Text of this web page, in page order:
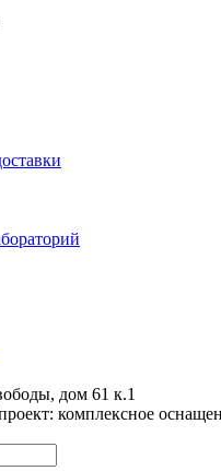
дом 61 к.1
комплексное